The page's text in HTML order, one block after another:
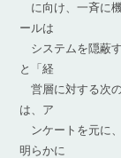
に向け、一斉に
ールは
システムを隠蔽
と「経
営層に対する次
は、ア
ンケートを元に
明らかに